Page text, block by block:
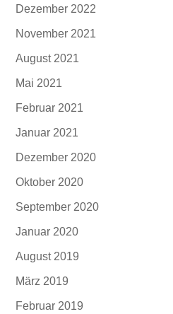
Dezember 2022
November 2021
August 2021
Mai 2021
Februar 2021
Januar 2021
Dezember 2020
Oktober 2020
September 2020
Januar 2020
August 2019
März 2019
Februar 2019